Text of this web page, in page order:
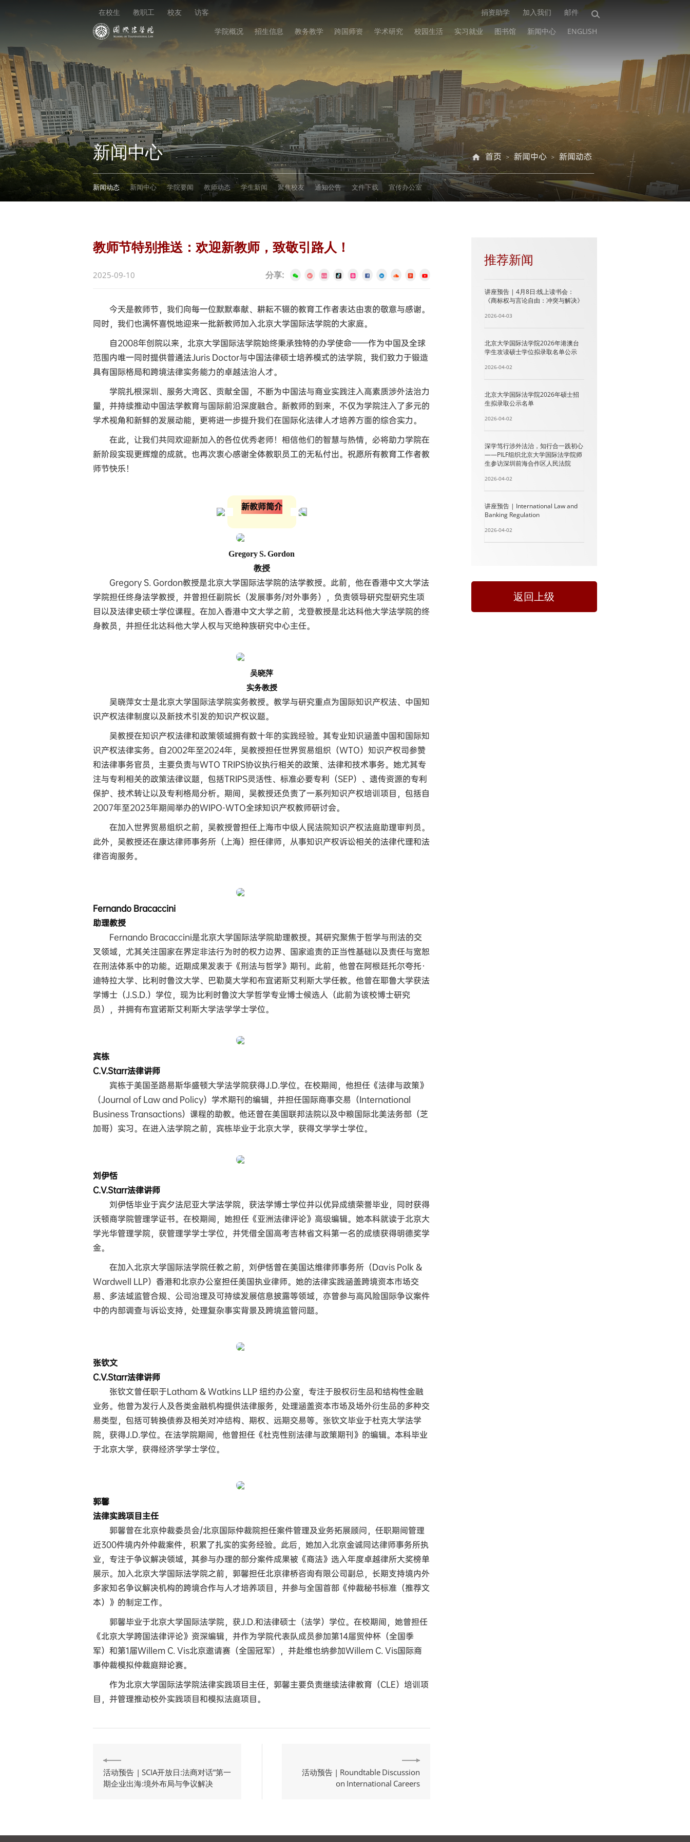
在校生 教职工 校友 访客 捐资助学 加入我们
邮件
学院概况
招生信息 教务教学 跨国师资 学术研究 校园生活 实习就业 图书馆 新闻中心 ENGLISH
新闻中心 首页 > 新闻中心 > 新闻动态
新闻动态 新闻中心 学院要闻 教师动态 学生新闻 聚焦校友 通知公告 文件下载 宣传办公室
教师节特别推送：欢迎新教师，致敬引路人！
2025-09-10 分享:
今天是教师节，我们向每一位默默奉献、耕耘不辍的教育工作者表达由衷的敬意与感谢。
同时，我们也满怀喜悦地迎来一批新教师加入北京大学国际法学院的大家庭。
自2008年创院以来，北京大学国际法学院始终秉承独特的办学使命——作为中国及全球
范围内唯一同时提供普通法Juris Doctor与中国法律硕士培养模式的法学院，我们致力于锻造
具有国际格局和跨境法律实务能力的卓越法治人才。
学院扎根深圳、服务大湾区、贡献全国，不断为中国法与商业实践注入高素质涉外法治力
量，并持续推动中国法学教育与国际前沿深度融合。新教师的到来，不仅为学院注入了多元的
学术视角和新鲜的发展动能，更将进一步提升我们在国际化法律人才培养方面的综合实力。
在此，让我们共同欢迎新加入的各位优秀老师！相信他们的智慧与热情，必将助力学院在
新阶段实现更辉煌的成就。也再次衷心感谢全体教职员工的无私付出。祝愿所有教育工作者教
师节快乐！
新教师简介
Gregory S. Gordon
教授
Gregory S. Gordon教授是北京大学国际法学院的法学教授。此前，他在香港中文大学法
学院担任终身法学教授，并曾担任副院长（发展事务/对外事务），负责领导研究型研究生项
目以及法律史硕士学位课程。在加入香港中文大学之前，戈登教授是北达科他大学法学院的终
身教员，并担任北达科他大学人权与灭绝种族研究中心主任。
吴晓萍
实务教授
吴晓萍女士是北京大学国际法学院实务教授。教学与研究重点为国际知识产权法、中国知
识产权法律制度以及新技术引发的知识产权议题。
吴教授在知识产权法律和政策领域拥有数十年的实践经验。其专业知识涵盖中国和国际知
识产权法律实务。自2002年至2024年，吴教授担任世界贸易组织（WTO）知识产权司参赞
和法律事务官员，主要负责与WTO TRIPS协议执行相关的政策、法律和技术事务。她尤其专
注与专利相关的政策法律议题，包括TRIPS灵活性、标准必要专利（SEP）、遗传资源的专利
保护、技术转让以及专利格局分析。期间，吴教授还负责了一系列知识产权培训项目，包括自
2007年至2023年期间举办的WIPO-WTO全球知识产权教师研讨会。
在加入世界贸易组织之前，吴教授曾担任上海市中级人民法院知识产权法庭助理审判员。
此外，吴教授还在康达律师事务所（上海）担任律师，从事知识产权诉讼相关的法律代理和法
律咨询服务。
Fernando Bracaccini
助理教授
Fernando Bracaccini是北京大学国际法学院助理教授。其研究聚焦于哲学与刑法的交
叉领域，尤其关注国家在界定非法行为时的权力边界、国家追责的正当性基础以及责任与宽恕
在刑法体系中的功能。近期成果发表于《刑法与哲学》期刊。此前，他曾在阿根廷托尔夸托·
迪特拉大学、比利时鲁汶大学、巴勒莫大学和布宜诺斯艾利斯大学任教。他曾在耶鲁大学获法
学博士（J.S.D.）学位，现为比利时鲁汶大学哲学专业博士候选人（此前为该校博士研究
员），并拥有布宜诺斯艾利斯大学法学学士学位。
宾栋
C.V.Starr法律讲师
宾栋于美国圣路易斯华盛顿大学法学院获得J.D.学位。在校期间，他担任《法律与政策》
（Journal of Law and Policy）学术期刊的编辑，并担任国际商事交易（International
Business Transactions）课程的助教。他还曾在美国联邦法院以及中粮国际北美法务部（芝
加哥）实习。在进入法学院之前，宾栋毕业于北京大学，获得文学学士学位。
刘伊恬
C.V.Starr法律讲师
刘伊恬毕业于宾夕法尼亚大学法学院，获法学博士学位并以优异成绩荣誉毕业，同时获得
沃顿商学院管理学证书。在校期间，她担任《亚洲法律评论》高级编辑。她本科就读于北京大
学光华管理学院，获管理学学士学位，并凭借全国高考吉林省文科第一名的成绩获得明德奖学
金。
在加入北京大学国际法学院任教之前，刘伊恬曾在美国达维律师事务所（Davis Polk &
Wardwell LLP）香港和北京办公室担任美国执业律师。她的法律实践涵盖跨境资本市场交
易、多法域监管合规、公司治理及可持续发展信息披露等领域，亦曾参与高风险国际争议案件
中的内部调查与诉讼支持，处理复杂事实背景及跨境监管问题。
张钦文
C.V.Starr法律讲师
张钦文曾任职于Latham & Watkins LLP 纽约办公室，专注于股权衍生品和结构性金融
业务。他曾为发行人及各类金融机构提供法律服务，处理涵盖资本市场及场外衍生品的多种交
易类型，包括可转换债券及相关对冲结构、期权、远期交易等。张钦文毕业于杜克大学法学
院，获得J.D.学位。在法学院期间，他曾担任《杜克性别法律与政策期刊》的编辑。本科毕业
于北京大学，获得经济学学士学位。
郭馨
法律实践项目主任
郭馨曾在北京仲裁委员会/北京国际仲裁院担任案件管理及业务拓展顾问，任职期间管理
近300件境内外仲裁案件，积累了扎实的实务经验。此后，她加入北京金诚同达律师事务所执
业，专注于争议解决领域，其参与办理的部分案件成果被《商法》选入年度卓越律所大奖榜单
展示。加入北京大学国际法学院之前，郭馨担任北京律桥咨询有限公司副总，长期支持境内外
多家知名争议解决机构的跨境合作与人才培养项目，并参与全国首部《仲裁秘书标准（推荐文
本）》的制定工作。
郭馨毕业于北京大学国际法学院，获J.D.和法律硕士（法学）学位。在校期间，她曾担任
《北京大学跨国法律评论》资深编辑，并作为学院代表队成员参加第14届贸仲杯（全国季
军）和第1届Willem C. Vis北京邀请赛（全国冠军），并赴维也纳参加Willem C. Vis国际商
事仲裁模拟仲裁庭辩论赛。
作为北京大学国际法学院法律实践项目主任，郭馨主要负责继续法律教育（CLE）培训项
目，并管理推动校外实践项目和模拟法庭项目。
活动预告 | SCIA开放日:法商对话”第一
期企业出海:境外布局与争议解决
活动预告 | Roundtable Discussion
on International Careers
推荐新闻
讲座预告 | 4月8日:线上读书会：
《商标权与言论自由：冲突与解决》
2026-04-03
北京大学国际法学院2026年港澳台
学生攻读硕士学位拟录取名单公示
2026-04-02
北京大学国际法学院2026年硕士招
生拟录取公示名单
2026-04-02
深学笃行涉外法治，知行合一践初心
——PILF组织北京大学国际法学院师
生参访深圳前海合作区人民法院
2026-04-02
讲座预告 | International Law and
Banking Regulation
2026-04-02
返回上级